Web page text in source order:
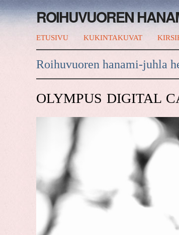
ROIHUVUOREN
ETUSIVU KUKINTAKUVAT
Roihuvuoren hanami-juhla
OLYMPUS DIGITAL